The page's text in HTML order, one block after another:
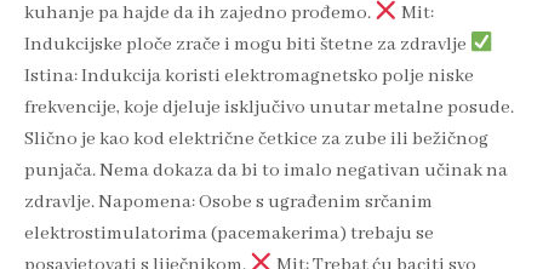
kuhanje pa hajde da ih zajedno prođemo.
Mit:
Indukcijske ploče zrače i mogu biti štetne za zdravlje
Istina: Indukcija koristi elektromagnetsko polje niske
frekvencije, koje djeluje isključivo unutar metalne posude.
Slično je kao kod električne četkice za zube ili bežičnog
punjača. Nema dokaza da bi to imalo negativan učinak na
zdravlje. Napomena: Osobe s ugrađenim srčanim
elektrostimulatorima (pacemakerima) trebaju se